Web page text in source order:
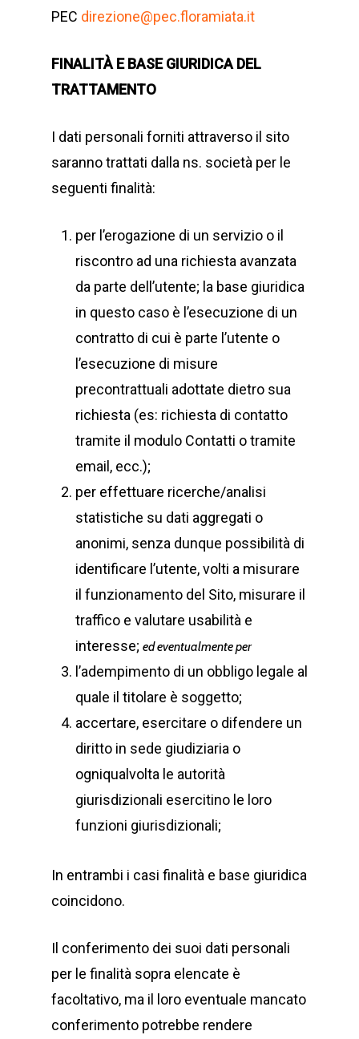
PEC direzione@pec.floramiata.it
FINALITÀ E BASE GIURIDICA DEL
TRATTAMENTO
I dati personali forniti attraverso il sito
saranno trattati dalla ns. società per le
seguenti finalità:
per l’erogazione di un servizio o il
riscontro ad una richiesta avanzata
da parte dell’utente; la base giuridica
in questo caso è l’esecuzione di un
contratto di cui è parte l’utente o
l’esecuzione di misure
precontrattuali adottate dietro sua
richiesta (es: richiesta di contatto
tramite il modulo Contatti o tramite
email, ecc.);
per effettuare ricerche/analisi
statistiche su dati aggregati o
anonimi, senza dunque possibilità di
identificare l’utente, volti a misurare
il funzionamento del Sito, misurare il
traffico e valutare usabilità e
interesse; ed eventualmente per
l’adempimento di un obbligo legale al
quale il titolare è soggetto;
accertare, esercitare o difendere un
diritto in sede giudiziaria o
ogniqualvolta le autorità
giurisdizionali esercitino le loro
funzioni giurisdizionali;
In entrambi i casi finalità e base giuridica
coincidono.
Il conferimento dei suoi dati personali
per le finalità sopra elencate è
facoltativo, ma il loro eventuale mancato
conferimento potrebbe rendere